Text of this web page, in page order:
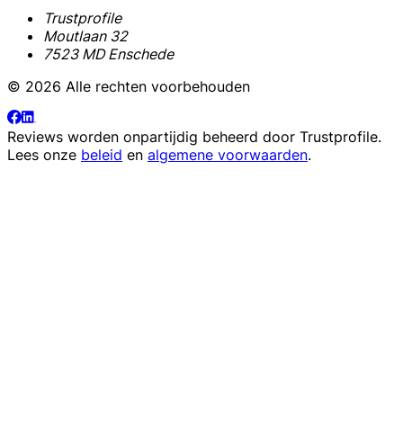
Trustprofile
Moutlaan 32
7523 MD Enschede
© 2026 Alle rechten voorbehouden
Reviews worden onpartijdig beheerd door Trustprofile.
Lees onze beleid en algemene voorwaarden.